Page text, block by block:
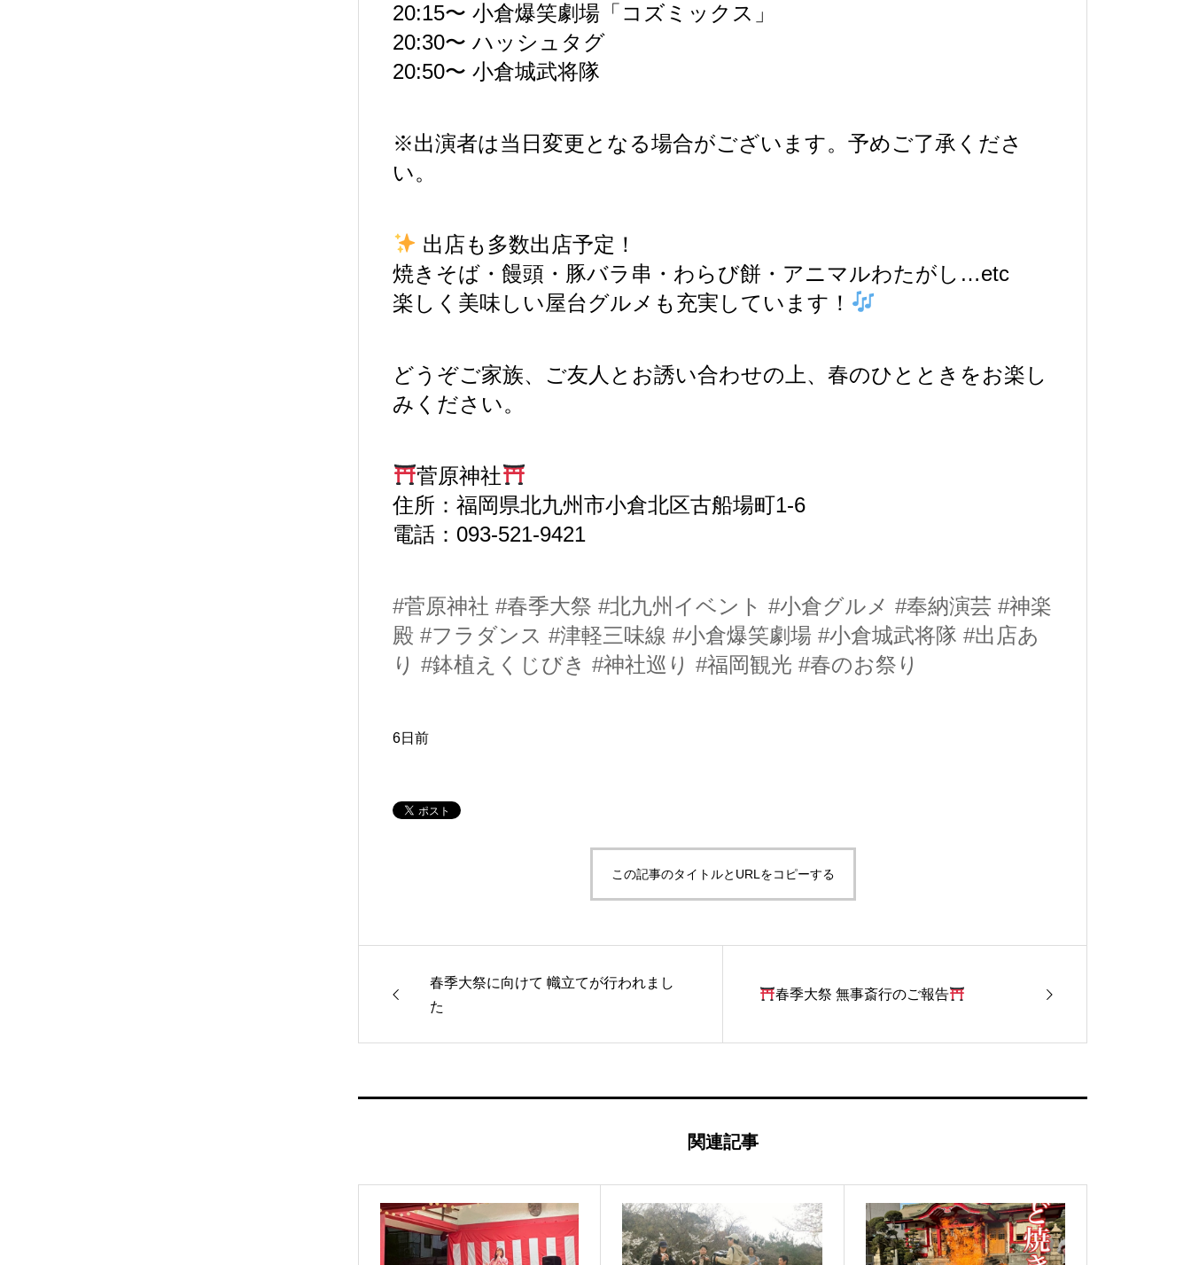
20:15〜 小倉爆笑劇場「コズミックス」
20:30〜 ハッシュタグ
20:50〜 小倉城武将隊
※出演者は当日変更となる場合がございます。予めご了承くださ
い。
出店も多数出店予定！
焼きそば・饅頭・豚バラ串・わらび餅・アニマルわたがし…etc
楽しく美味しい屋台グルメも充実しています！
どうぞご家族、ご友人とお誘い合わせの上、春のひとときをお楽し
みください。
菅原神社
住所：福岡県北九州市小倉北区古船場町1-6
電話：093-521-9421
#菅原神社 #春季大祭 #北九州イベント #小倉グルメ #奉納演芸 #神楽
殿 #フラダンス #津軽三味線 #小倉爆笑劇場 #小倉城武将隊 #出店あ
り #鉢植えくじびき #神社巡り #福岡観光 #春のお祭り
6日前
この記事のタイトルとURLをコピーする
春季大祭に向けて 幟立てが行われまし
た
春季大祭 無事斎行のご報告
関連記事